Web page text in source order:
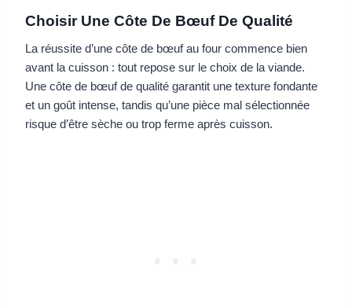
Choisir Une Côte De Bœuf De Qualité
La réussite d’une côte de bœuf au four commence bien
avant la cuisson : tout repose sur le choix de la viande.
Une côte de bœuf de qualité garantit une texture fondante
et un goût intense, tandis qu’une pièce mal sélectionnée
risque d’être sèche ou trop ferme après cuisson.